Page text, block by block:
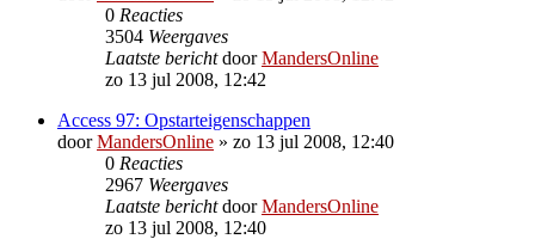
0 Reacties
3504 Weergaves
Laatste berichtdoorMandersOnline
zo 13 jul 2008, 12:42
Access 97: Opstarteigenschappen
doorMandersOnline » zo 13 jul 2008, 12:40
0 Reacties
2967 Weergaves
Laatste berichtdoorMandersOnline
zo 13 jul 2008, 12:40